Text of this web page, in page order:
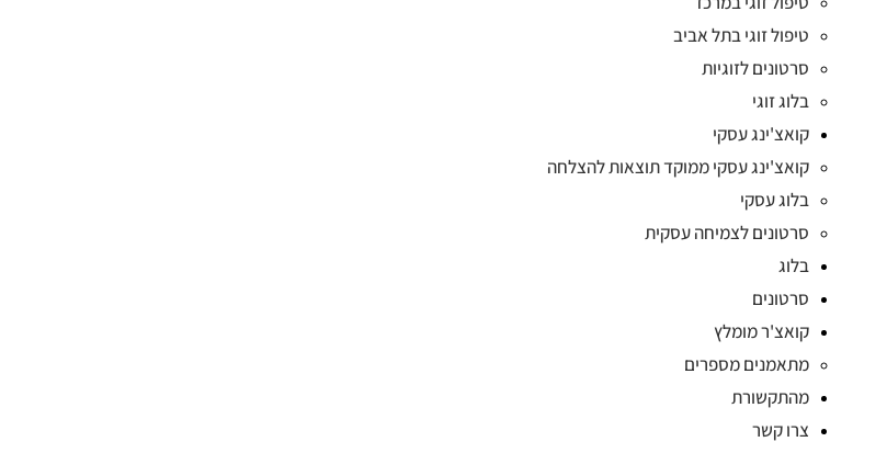
טיפול זוגי בתל אביב
סרטונים לזוגיות
בלוג זוגי
קואצ'ינג עסקי
קואצ'ינג עסקי ממוקד תוצאות להצלחה
בלוג עסקי
סרטונים לצמיחה עסקית
בלוג
סרטונים
קואצ'ר מומלץ
מתאמנים מספרים
מהתקשורת
צרו קשר